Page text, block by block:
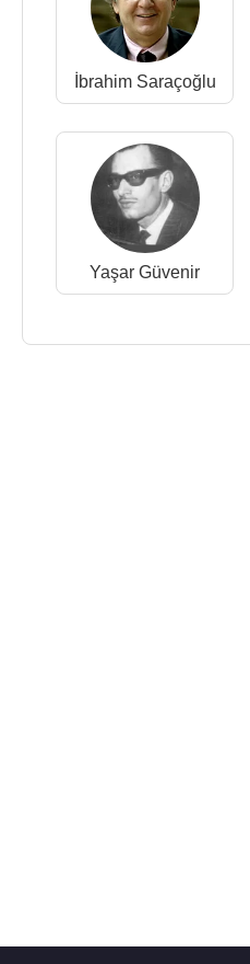
İbrahim Saraçoğlu
Yaşar Güvenir